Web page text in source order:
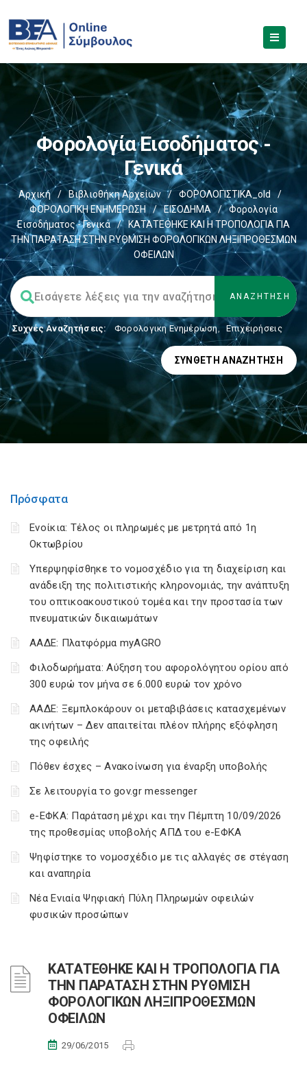
Φορολογία Εισοδήματος -
Γενικά
Αρχική / Βιβλιοθήκη Αρχείων / ΦΟΡΟΛΟΓΙΣΤΙΚΑ_old
/
ΦΟΡΟΛΟΓΙΚΗ ΕΝΗΜΕΡΩΣΗ
/ ΕΙΣΟΔΗΜΑ /
Φορολογία
Εισοδήματος - Γενικά
/
ΚΑΤΑΤΕΘΗΚΕ ΚΑΙ Η ΤΡΟΠΟΛΟΓΙΑ ΓΙΑ
ΤΗΝ ΠΑΡΑΤΑΣΗ ΣΤΗΝ ΡΥΘΜΙΣΗ ΦΟΡΟΛΟΓΙΚΩΝ ΛΗΞΙΠΡΟΘΕΣΜΩΝ
ΟΦΕΙΛΩΝ
Συχνές Αναζητήσεις: Φορολογικη Ενημέρωση, Επιχειρήσεις
ΣΎΝΘΕΤΗ ΑΝΑΖΉΤΗΣΗ
Πρόσφατα
Ενοίκια: Τέλος οι πληρωμές με μετρητά από 1η
Οκτωβρίου
Υπερψηφίσθηκε το νομοσχέδιο για τη διαχείριση και
ανάδειξη της πολιτιστικής κληρονομιάς, την ανάπτυξη
του οπτικοακουστικού τομέα και την προστασία των
πνευματικών δικαιωμάτων
ΑΑΔΕ: Πλατφόρμα myAGRO
Φιλοδωρήματα: Αύξηση του αφορολόγητου ορίου από
300 ευρώ τον μήνα σε 6.000 ευρώ τον χρόνο
ΑΑΔΕ: Ξεμπλοκάρουν οι μεταβιβάσεις κατασχεμένων
ακινήτων – Δεν απαιτείται πλέον πλήρης εξόφληση
της οφειλής
Πόθεν έσχες – Ανακοίνωση για έναρξη υποβολής
Σε λειτουργία το gov.gr messenger
e-ΕΦΚΑ: Παράταση μέχρι και την Πέμπτη 10/09/2026
της προθεσμίας υποβολής ΑΠΔ του e-ΕΦΚΑ
Ψηφίστηκε το νομοσχέδιο με τις αλλαγές σε στέγαση
και αναπηρία
Νέα Ενιαία Ψηφιακή Πύλη Πληρωμών οφειλών
φυσικών προσώπων
ΚΑΤΑΤΕΘΗΚΕ ΚΑΙ Η ΤΡΟΠΟΛΟΓΙΑ ΓΙΑ
ΤΗΝ ΠΑΡΑΤΑΣΗ ΣΤΗΝ ΡΥΘΜΙΣΗ
ΦΟΡΟΛΟΓΙΚΩΝ ΛΗΞΙΠΡΟΘΕΣΜΩΝ
ΟΦΕΙΛΩΝ
29/06/2015